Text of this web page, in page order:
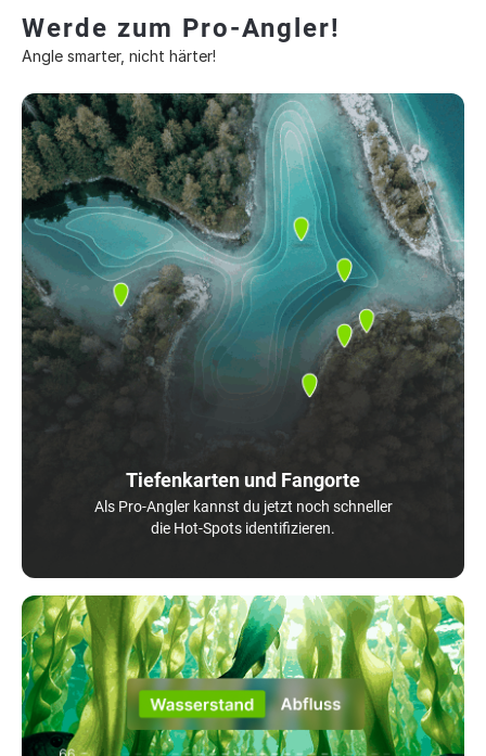
Werde zum Pro-Angler!
Angle smarter, nicht härter!
Tiefenkarten und Fangorte
Als Pro-Angler kannst du jetzt noch schneller
die Hot-Spots identifizieren.